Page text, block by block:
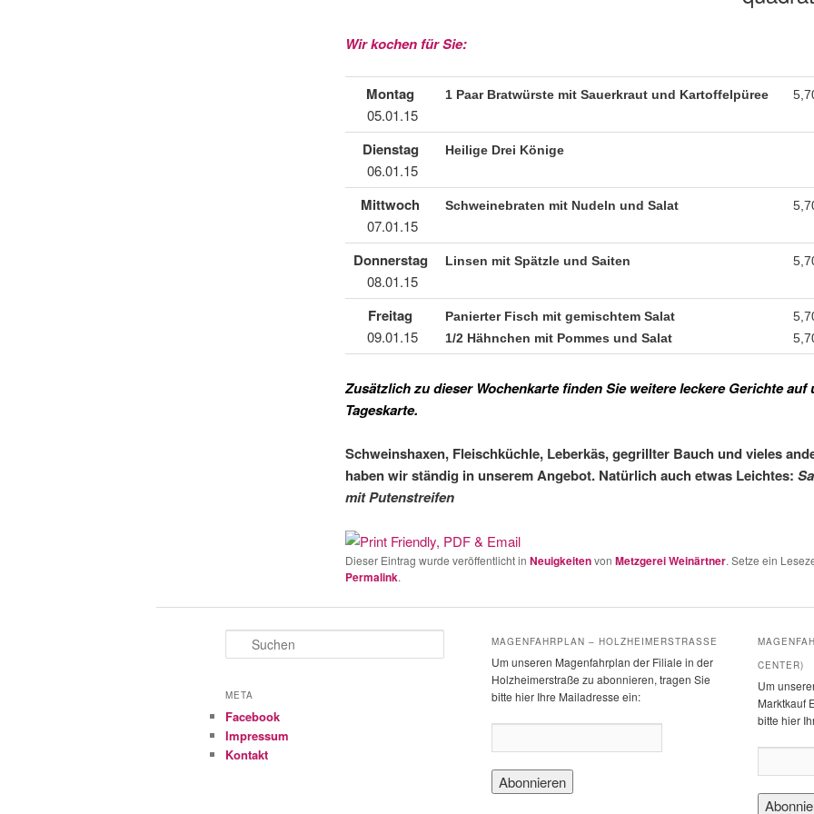
Wir kochen für Sie:
Montag
05.01.15
1 Paar Bratwürste mit Sauerkraut und Kartoffelpüree
Dienstag
06.01.15
Heilige Drei Könige
Mittwoch
07.01.15
Schweinebraten mit Nudeln und Salat
Donnerstag
08.01.15
Linsen mit Spätzle und Saiten
Freitag
09.01.15
Panierter Fisch mit gemischtem Salat
1/2 Hähnchen mit Pommes und Salat
Zusätzlich zu dieser Wochenkarte finden Sie weitere leckere Gerichte auf
Tageskarte.
Schweinshaxen, Fleischküchle, Leberkäs,gegrillter Bauch und vieles
haben wir ständig inunserem Angebot. Natürlich auch etwas Leichtes:
mit Putenstreifen
Dieser Eintrag wurde veröffentlicht in Neuigkeitenvon Metzgerei Weinärtner. Setze ein
Permalink.
u
h
n
META
Facebook
Impressum
Kontakt
MAGENFAHRPLAN – HOLZHEIMERSTRASSE
Um unseren Magenfahrplan der Filiale in der
Holzheimerstraße zu abonnieren, tragen Sie
bitte hier Ihre Mailadresse ein:
CENTER)
Um
Marktkauf
bitte hier